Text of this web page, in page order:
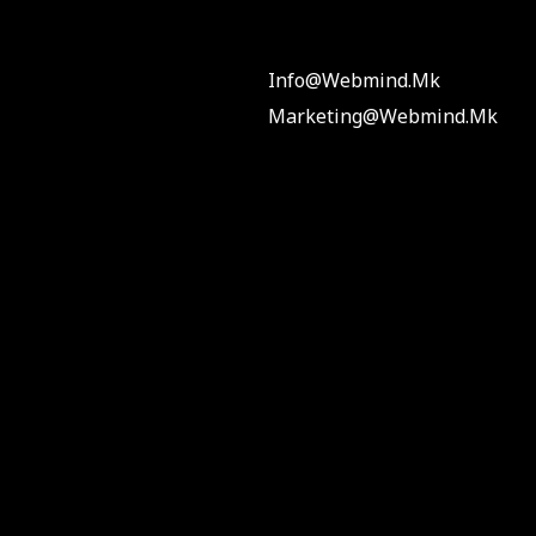
Info@webmind.mk
Marketing@webmind.mk